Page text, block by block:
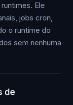
Ele
jobs cron,
o runtime do
sem nenhuma
de